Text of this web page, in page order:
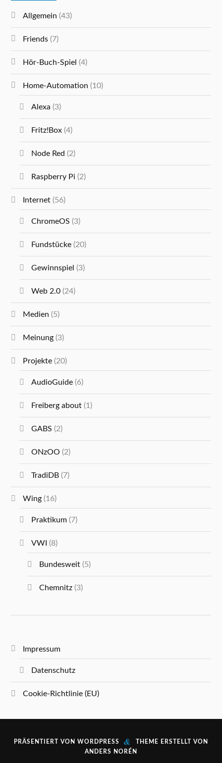
Allgemein (43)
Friends (7)
Hör-Buch-Spiel (4)
Home-Automation (10)
Alexa (3)
Fritz!Box(4)
Node Red (2)
Raspberry Pi (2)
Internet (56)
ChromeOS (3)
Fundstücke(20)
Gewinnspiel (3)
Web 2.0(24)
Medien (5)
Meinung (3)
Projekte (20)
AudioGuide(6)
Freiberg about(1)
GABS (2)
ONzOO (2)
TradiDB(7)
Wing (16)
Praktikum(7)
VWI (8)
Bundesweit(5)
Chemnitz(3)
Impressum
Datenschutz
Cookie-Richtlinie (EU)
PRÄSENTIERT VON WORDPRESS &
THEME ERSTELLT VON
ANDERS NORÉN